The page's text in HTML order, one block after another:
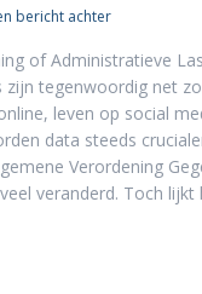
bericht achter
of Administratieve
zijn tegenwoordig net
leven op social
data steeds
Verordening
veranderd. Toch